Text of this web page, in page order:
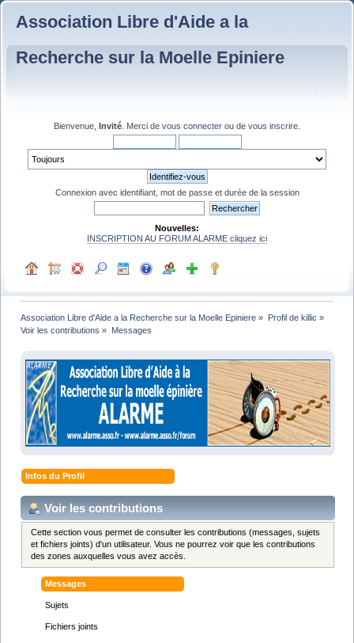
Association Libre d'Aide a la
Recherche sur la Moelle Epiniere
Bienvenue, Invité . Merci de vous connecter ou de vous inscrire
Connexion avec identifiant, mot de passe et durée de la session
Nouvelles:
INSCRIPTION AU FORUM ALARME cliquez ici
Association Libre d'Aide a la Recherche sur la Moelle Epiniere » Profil de killic »
Voir les contributions » Messages
Infos du Profil
Voir les contributions
Cette section vous permet de consulter les contributions (messages, sujets
et fichiers joints) d'un utilisateur. Vous ne pourrez voir que les contributions
des zones auxquelles vous avez accès.
Messages
Sujets
Fichiers joints